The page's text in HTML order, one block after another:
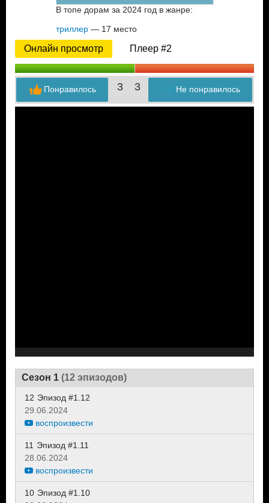
В топе дорам за 2024 год в жанре:
триллер— 17 место
Онлайн просмотр Плеер #2
3 3 Не понравилось
Понравилось
Сезон 1 (12 эпизодов)
12 Эпизод #1.12
29.06.2024
воспроизвести
11 Эпизод #1.11
28.06.2024
воспроизвести
10 Эпизод #1.10